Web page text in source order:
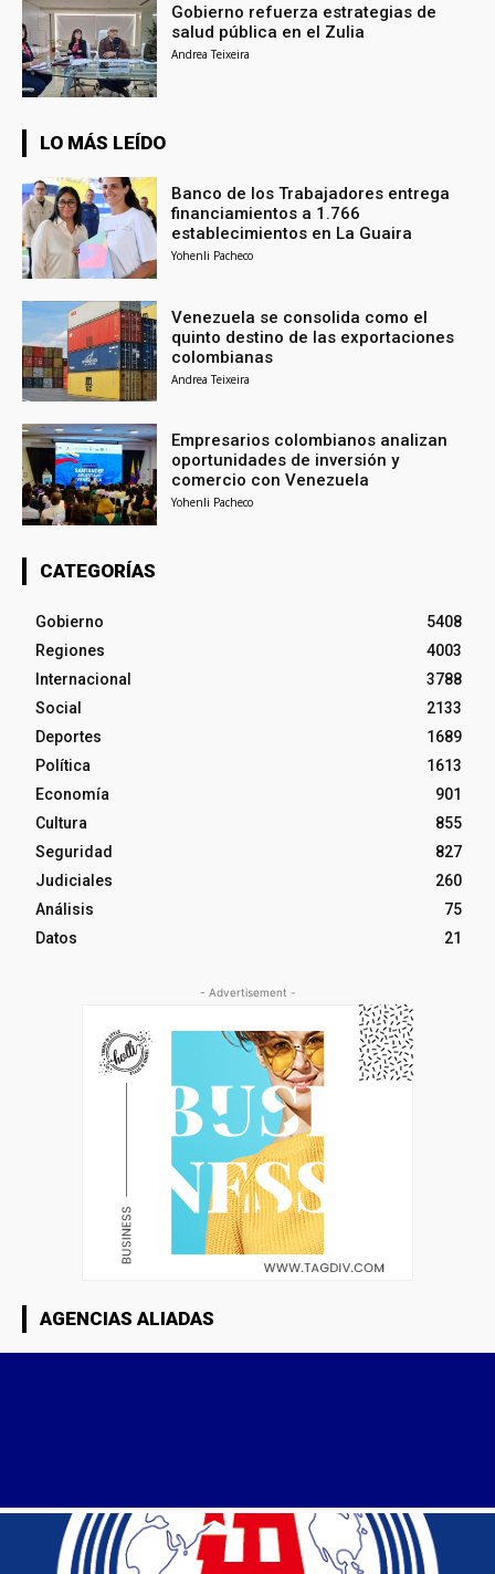
Gobierno refuerza estrategias de
salud pública en el Zulia
Andrea Teixeira
LO MÁS LEÍDO
Banco de los Trabajadores entrega
financiamientos a 1.766
establecimientos en La Guaira
Yohenli Pacheco
Venezuela se consolida como el
quinto destino de las exportaciones
colombianas
Andrea Teixeira
Empresarios colombianos analizan
oportunidades de inversión y
comercio con Venezuela
Yohenli Pacheco
CATEGORÍAS
Gobierno
5408
Regiones
4003
Internacional
3788
Social
2133
Deportes
1689
Política
1613
Economía
901
Cultura
855
Seguridad
827
Judiciales
260
Análisis
75
Datos
21
- Advertisement -
AGENCIAS ALIADAS